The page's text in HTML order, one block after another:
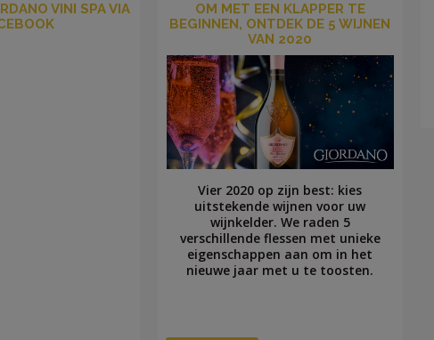
VINI SPA VIA
OM MET EEN KLAPPER TE
BEGINNEN, ONTDEK DE 5 WIJNEN
VAN 2020
Vier 2020 op zijn best: kies
uitstekende wijnen voor uw
wijnkelder. We raden 5
verschillende flessen met unieke
eigenschappen aan om in het
nieuwe jaar met u te toosten.